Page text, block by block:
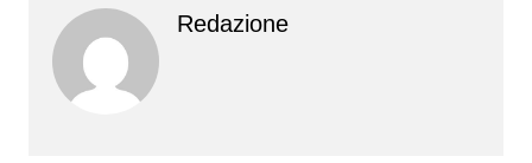
Redazione